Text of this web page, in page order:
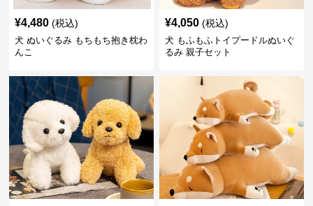
¥4,480 (税込)
犬 ぬいぐるみ もちもち抱き枕わ
んこ
¥4,050 (税込)
犬 もふもふトイプードルぬいぐ
るみ 親子セット